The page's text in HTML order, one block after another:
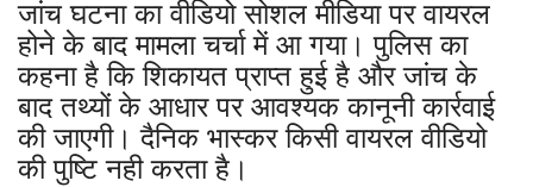
जांच घटना का वीडियो सोशल मीडिया पर वायरल
होने के बाद मामला चर्चा में आ गया। पुलिस का
कहना है कि शिकायत प्राप्त हुई है और जांच के
बाद तथ्यों के आधार पर आवश्यक कानूनी कार्रवाई
की जाएगी। दैनिक भास्कर किसी वायरल वीडियो
की पुष्टि नही करता है।